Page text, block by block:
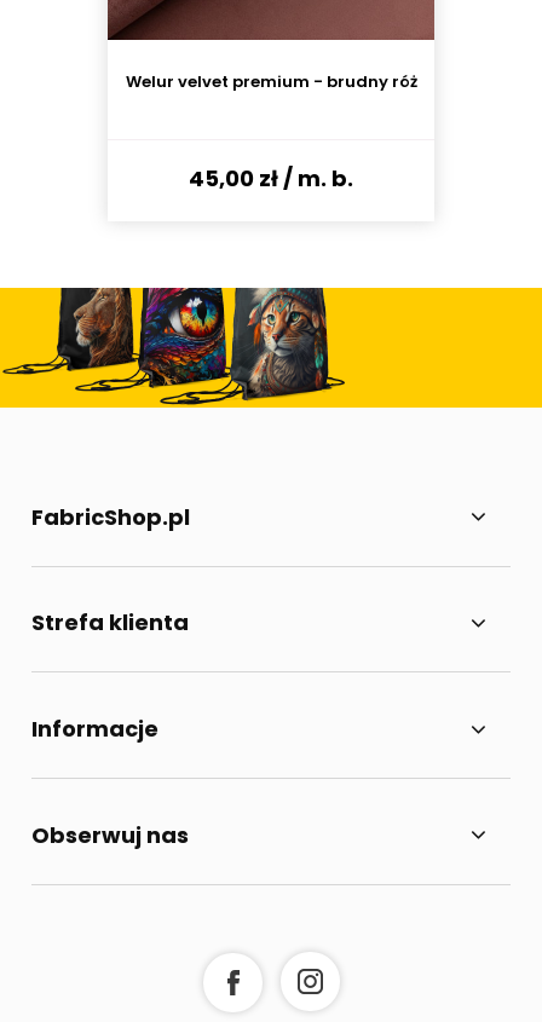
Welur velvet premium - brudny róż
45,00 zł/ m. b.
FabricShop.pl
Strefa klienta
Informacje
Obserwuj nas